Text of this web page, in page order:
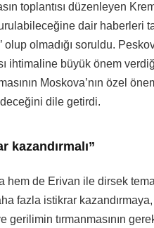
toplantısı düzenleyen
dair haberleri
olup olmadığı soruldu.
ihtimaline büyük önem
Moskova’nın özel
dile getirdi.
kazandırmalı”
hem de Erivan ile dirsek
fazla istikrar
gerilimin tırmanmasının